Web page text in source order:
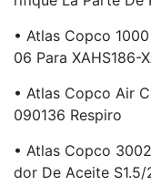
• Atlas Copco
06 Para XAHS186-
• Atlas Copco Air
090136 Respiro
• Atlas Copco
Dor De Aceite